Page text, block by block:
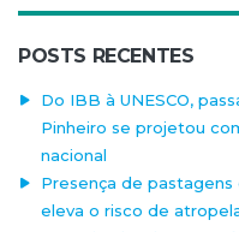
POSTS RECENTES
Do IBB à UNESCO,
Pinheiro se projetou
nacional
Presença de
eleva o risco de